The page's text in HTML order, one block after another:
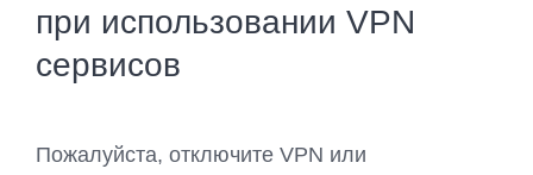
при использовании VPN
сервисов
Пожалуйста, отключите VPN или